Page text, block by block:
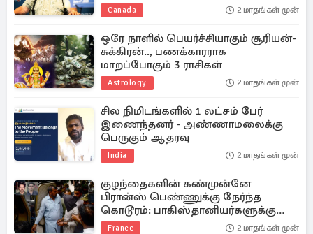
Canada 2 மாதங்கள் முன்
ஒரே நாளில் பெயர்ச்சியாகும் சூரியன்-
சுக்கிரன்.., பணக்காரராக
மாறப்போகும் 3 ராசிகள்
Astrology 2 மாதங்கள் முன்
சில நிமிடங்களில் 1 லட்சம் பேர்
இணைந்தனர் - அண்ணாமலைக்கு
பெருகும் ஆதரவு
India 2 மாதங்கள் முன்
குழந்தைகளின் கண்முன்னே
பிரான்ஸ் பெண்ணுக்கு நேர்ந்த
கொடூரம்: பாகிஸ்தானியர்களுக்கு
மரண தண்டனை
France 2 மாதங்கள் முன்